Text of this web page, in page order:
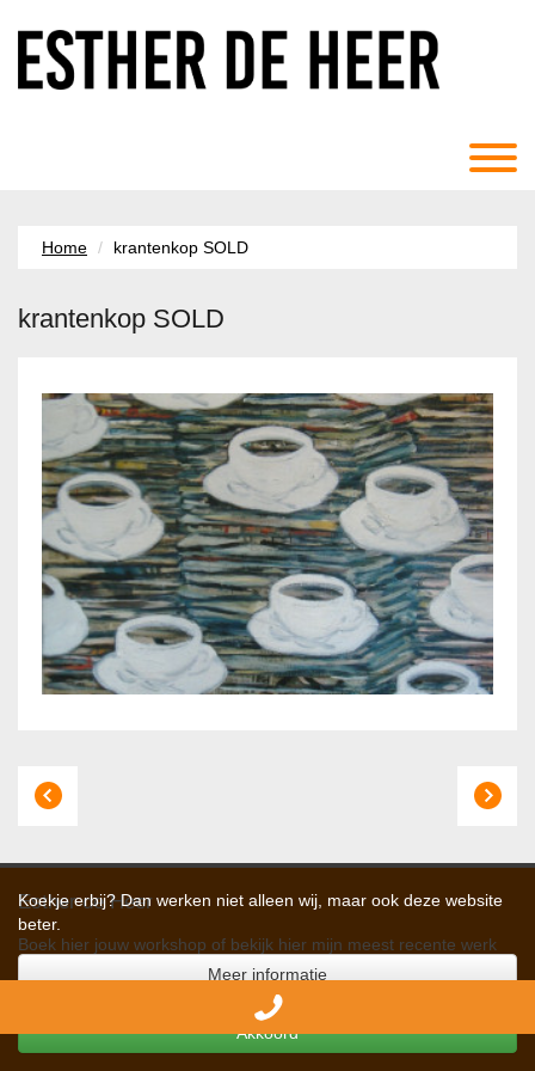
Home krantenkop SOLD
krantenkop SOLD
Esther de Heer
Boek hier jouw workshop of bekijk hier mijn meest recente werk
Koekje erbij? Dan werken niet alleen wij, maar ook deze website
beter.
Meer informatie
Akkoord